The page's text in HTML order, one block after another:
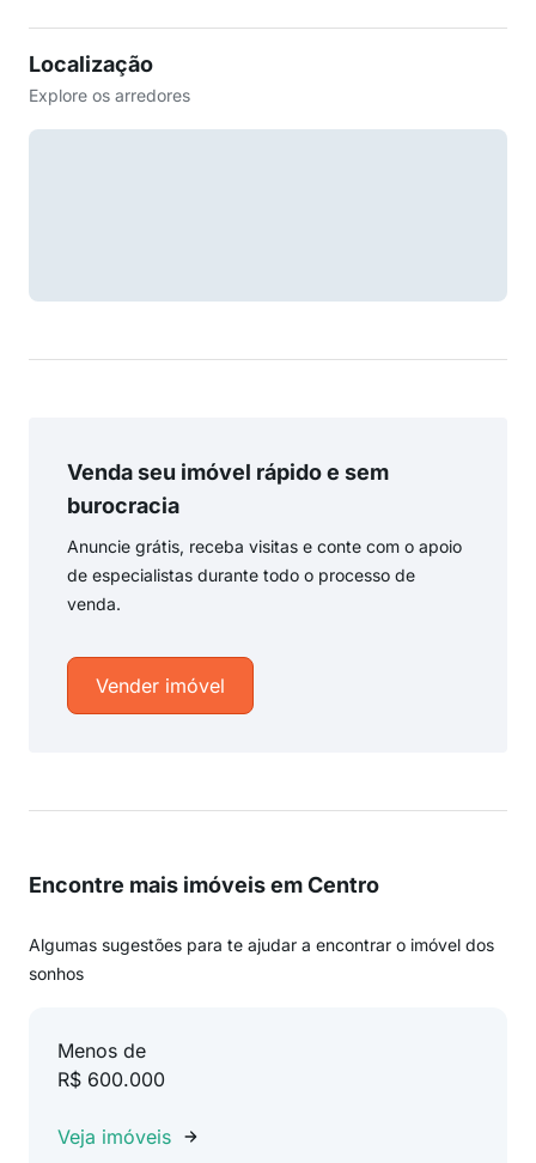
Localização
Explore os arredores
Venda seu imóvel rápido e sem
burocracia
Anuncie grátis, receba visitas e conte com o apoio
de especialistas durante todo o processo de
venda.
Vender imóvel
Encontre mais imóveis em Centro
Algumas sugestões para te ajudar a encontrar o imóvel dos
sonhos
Menos de
R$ 600.000
Veja imóveis